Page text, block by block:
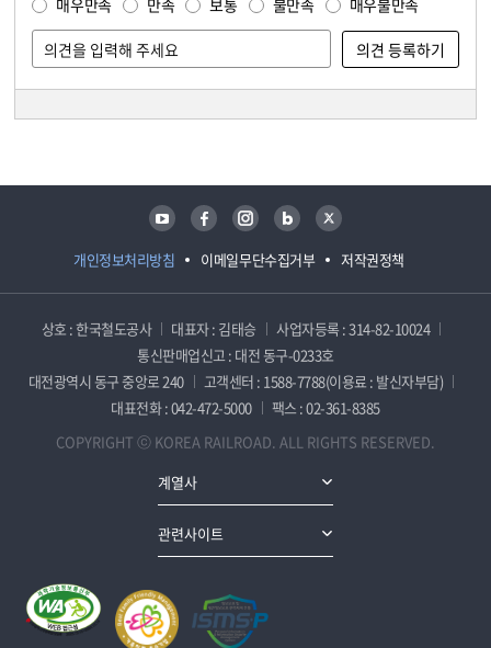
매우만족 만족 보통 불만족 매우불만족
개인정보처리방침 이메일무단수집거부 저작권정책
유튜브 페이스북 인스타그램 블로그 트위터
상호 : 한국철도공사 대표자 : 김태승
사업자등록 : 314-82-10024
통신판매업신고 : 대전 동구-0233호
대전광역시 동구 중앙로 240
고객센터 : 1588-7788(이용료 : 발신자부담)
대표전화 : 042-472-5000
팩스 : 02-361-8385
COPYRIGHT ⓒ KOREA RAILROAD. ALL RIGHTS RESERVED.
계열사
관련사이트